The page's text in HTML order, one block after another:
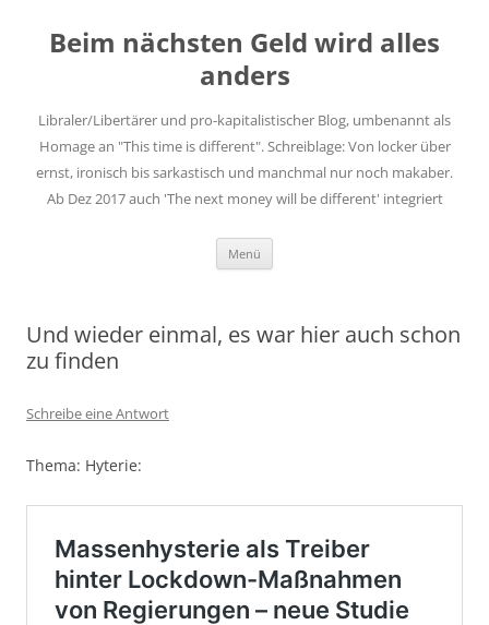
springen
Beim nächsten Geld wird alles
anders
Libraler/Libertärer und pro-kapitalistischer Blog, umbenannt als
Homage an "This time is different". Schreiblage: Von locker über
ernst, ironisch bis sarkastisch und manchmal nur noch makaber.
Ab Dez 2017 auch 'The next money will be different' integriert
Menü
Und wieder einmal, es war hier auch schon
zu finden
Schreibe eine Antwort
Thema: Hyterie: